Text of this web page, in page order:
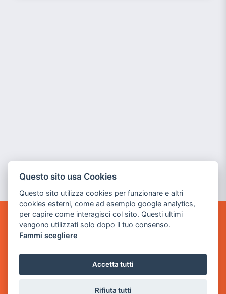
GAME WARP
BY POWER GAME SRL
Sede Legale
via Villaggio dei Platani, 3
- 25014 Castenedolo, Brescia
Questo sito usa Cookies
Questo sito utilizza cookies per funzionare e altri
cookies esterni, come ad esempio google analytics,
per capire come interagisci col sito. Questi ultimi
vengono utilizzati solo dopo il tuo consenso.
Fammi scegliere
Accetta tutti
Rifiuta tutti